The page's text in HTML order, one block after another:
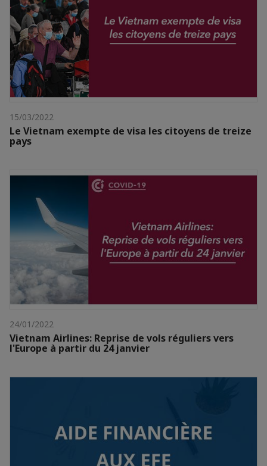
15/03/2022
Le Vietnam exempte de visa les citoyens de treize
pays
24/01/2022
Vietnam Airlines: Reprise de vols réguliers vers
l'Europe à partir du 24 janvier